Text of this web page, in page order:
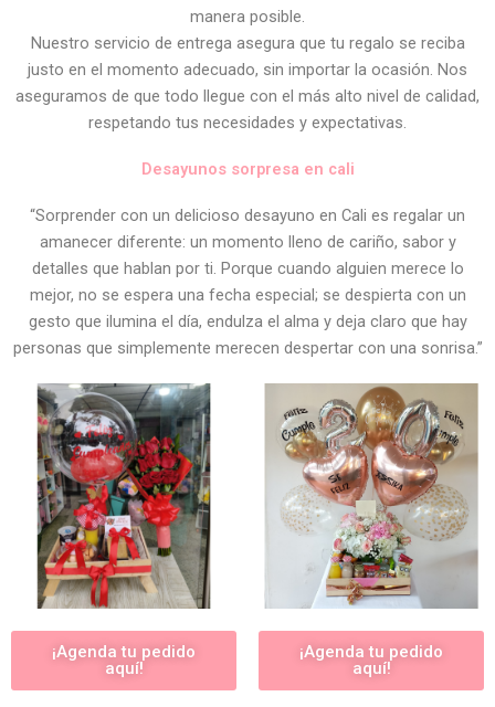
manera posible.
Nuestro servicio de entrega asegura que tu regalo se reciba
justo en el momento adecuado, sin importar la ocasión. Nos
aseguramos de que todo llegue con el más alto nivel de calidad,
respetando tus necesidades y expectativas.
Desayunos sorpresa en cali
“Sorprender con un delicioso desayuno en Cali es regalar un
amanecer diferente: un momento lleno de cariño, sabor y
detalles que hablan por ti. Porque cuando alguien merece lo
mejor, no se espera una fecha especial; se despierta con un
gesto que ilumina el día, endulza el alma y deja claro que hay
personas que simplemente merecen despertar con una sonrisa.”
¡Agenda tu pedido
aquí!
¡Agenda tu pedido
aquí!